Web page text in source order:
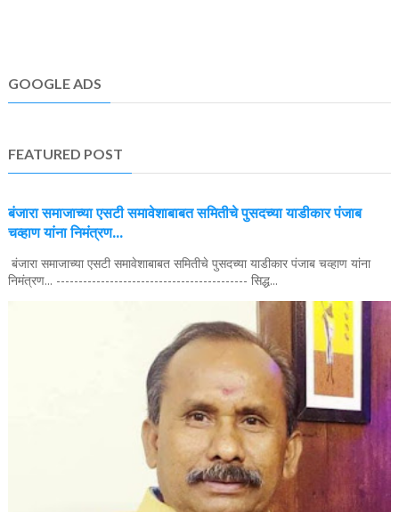
GOOGLE ADS
FEATURED POST
बंजारा समाजाच्या एसटी समावेशाबाबत समितीचे पुसदच्या याडीकार पंजाब
चव्हाण यांना निमंत्रण...
बंजारा समाजाच्या एसटी समावेशाबाबत समितीचे पुसदच्या याडीकार पंजाब चव्हाण यांना
निमंत्रण... ------------------------------------------- सिद्ध...